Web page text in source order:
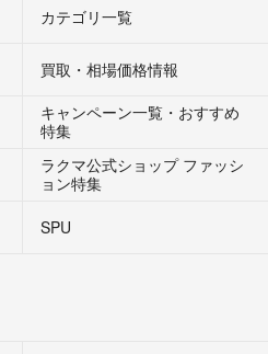
カテゴリ一覧
買取・相場価格情報
キャンペーン一覧・おすすめ
特集
ラクマ公式ショップ ファッシ
ョン特集
SPU